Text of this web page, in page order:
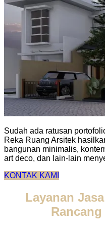
Sudah ada ratusan
Reka Ruang Arsitek
bangunan minimalis,
art deco, dan lain-lain
KONTAK KAMI
Layanan
Rancang